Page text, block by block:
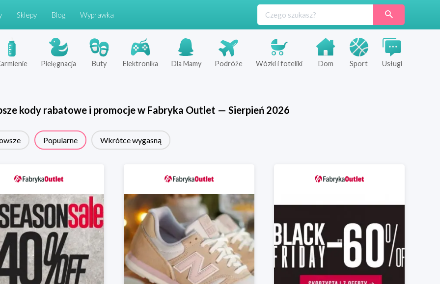
Sklepy Blog Wyprawka
Pielęgnacja Buty Elektronika Dla Mamy Podróże Wózki i foteliki Dom Sport Usługi
kody rabatowe i promocje w Fabryka Outlet — Sierpień 2026
Popularne Wkrótce wygasną